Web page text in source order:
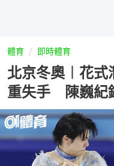
體育 即時體育
北京冬奧︱花式
重失手 陳巍紀